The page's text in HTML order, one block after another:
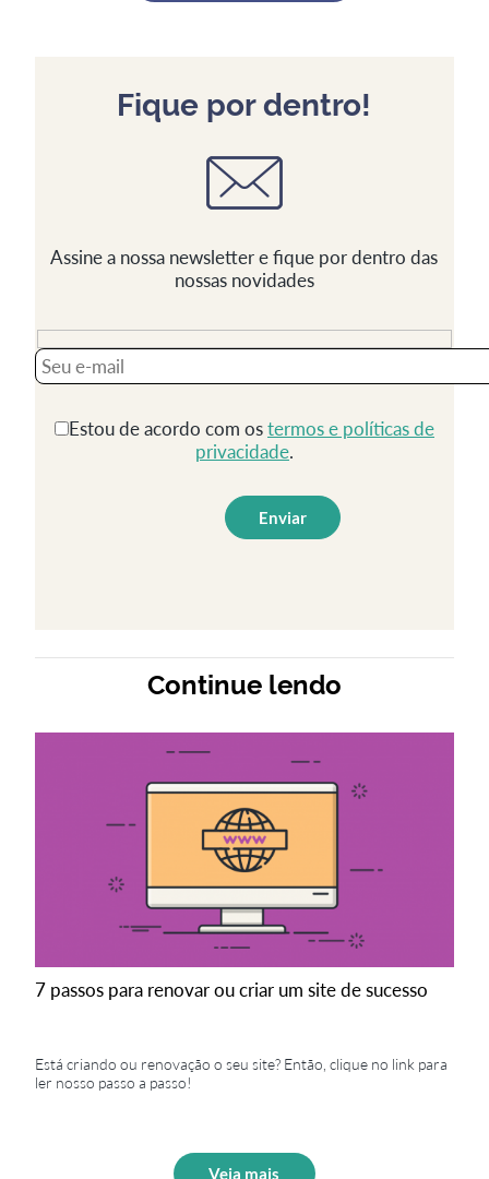
Fique por dentro!
Assine a nossa newsletter e fique por dentro das
nossas novidades
Estou de acordo com ostermos e políticas de
privacidade.
Continue lendo
7 passos para renovar ou criar um site de sucesso
Está criando ou renovação o seu site? Então, clique no link para
ler nosso passo a passo!
Veja mais